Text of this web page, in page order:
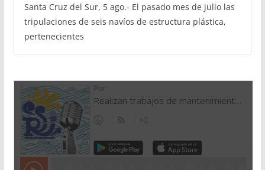
Santa Cruz del Sur, 5 ago.- El pasado mes de julio las
tripulaciones de seis navíos de estructura plástica,
pertenecientes